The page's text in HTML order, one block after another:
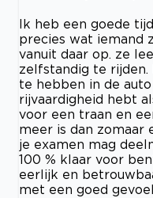
Ik heb een goede
precies wat iemand
vanuit daar op. ze
zelfstandig te rijden.
te hebben in de
rijvaardigheid hebt
voor een traan en
meer is dan zomaar
je examen mag
100 % klaar voor
eerlijk en
met een goed